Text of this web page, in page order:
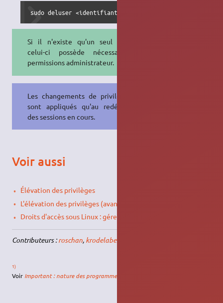
sudo deluser <identifiant> sudo
Si il n'existe qu'un seul compte,
celui-ci possède nécessaire les
permissions administrateur.
Les changements de privilèges ne
sont appliqués qu'au redémarrage
des sessions en cours.
Voir aussi
Élévation des privilèges
L'élévation des privilèges (avancé)
Droits d'accès sous Linux : gérer les accès aux fichiers
Contributeurs :roschan, krodelabestiole
1)
Voir Important : nature des programmes lancés